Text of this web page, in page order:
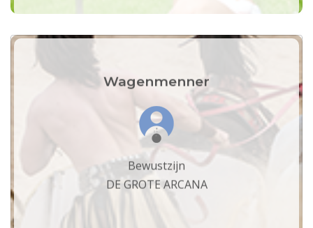
Wagenmenner
Bewustzijn
DE GROTE ARCANA